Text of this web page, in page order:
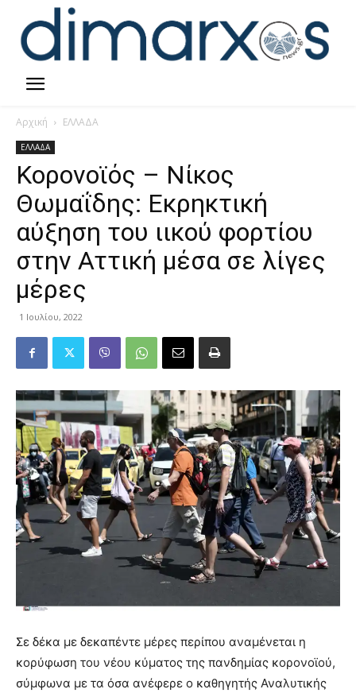
Αρχική ΕΛΛΑΔΑ
ΕΛΛΑΔΑ
Κορονοϊός – Νίκος
Θωμαΐδης: Εκρηκτική
αύξηση του ιικού φορτίου
στην Αττική μέσα σε λίγες
μέρες
1 Ιουλίου, 2022
Σε δέκα με δεκαπέντε μέρες περίπου αναμένεται η
κορύφωση του νέου κύματος της πανδημίας κορονοϊού,
σύμφωνα με τα όσα ανέφερε ο καθηγητής Αναλυτικής